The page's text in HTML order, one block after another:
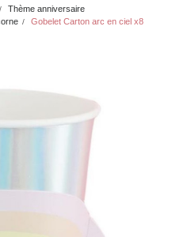
Thème anniversaire
Gobelet Carton arc en ciel x8